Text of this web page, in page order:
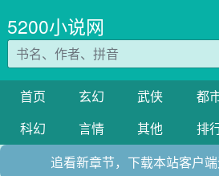
5200小说网
首页 玄幻 武侠 都
科幻
言情 其他 排
追看新章节，下载本站客户